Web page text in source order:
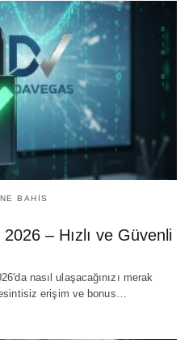
BAHIS
– Hızlı ve Güvenli
nasıl ulaşacağınızı merak
erişim ve bonus…